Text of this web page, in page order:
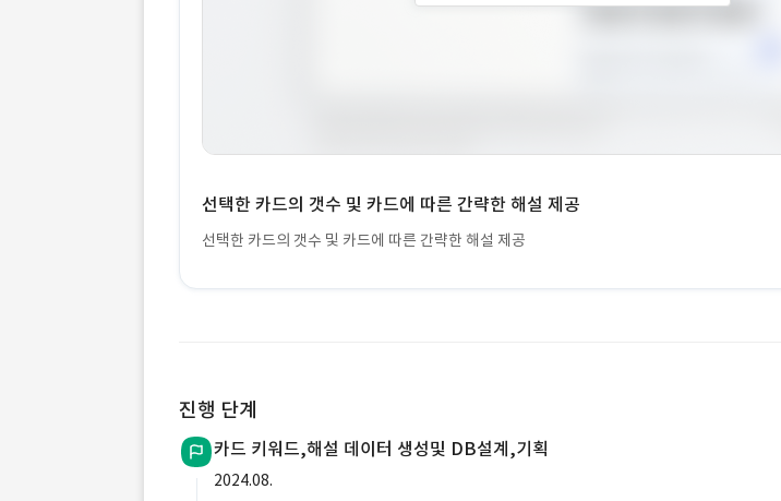
선택한 카드의 갯수 및 카드에 따른 간략한 해설 제공
선택한 카드의 갯수 및 카드에 따른 간략한 해설 제공
진행 단계
카드 키워드,해설 데이터 생성및 DB설계,기획
2024.08.